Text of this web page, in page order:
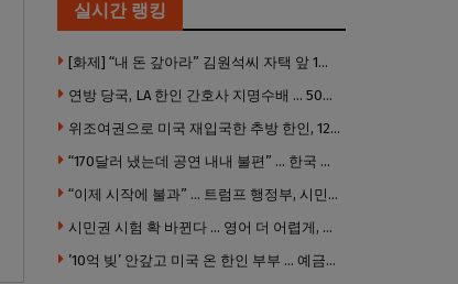
실시간 랭킹
[화제] “내 돈 갚아라” 김원석씨 자택 앞 1인 광대 시위 … 한인 투자사, “108만 달러 못받아”
연방 당국, LA 한인 간호사 지명수배 … 500만 달러 메디캐어 사기, 선고 직전 한국 도주
위조여권으로 미국 재입국한 추방 한인, 120만 달러 은행 사기 행각
“170달러 냈는데 공연 내내 불편” … 한국 코미디언 LA공연, 음향 불량에 외모 비하 개그 논란
“이제 시작에 불과” … 트럼프 행정부, 시민권 박탈 본격화
시민권 시험 확 바뀐다 … 영어 더 어렵게, 민간시험 도입 추진
’10억 빚’ 안갚고 미국 온 한인 부부 … 예금보험공사, 미국서 소송